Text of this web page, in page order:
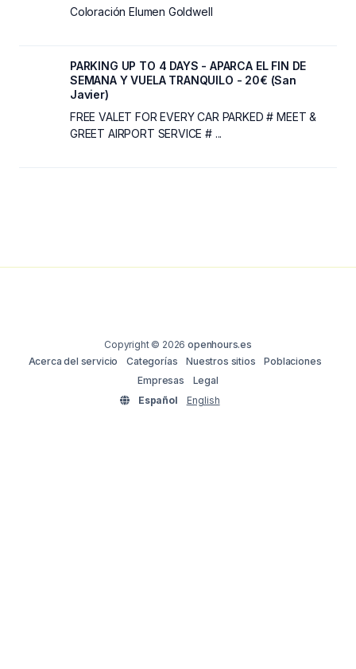
Coloración Elumen Goldwell
PARKING UP TO 4 DAYS - APARCA EL FIN DE
SEMANA Y VUELA TRANQUILO - 20€ (San
Javier)
FREE VALET FOR EVERY CAR PARKED # MEET &
GREET AIRPORT SERVICE # ...
Copyright © 2026openhours.es
Acerca del servicio
Categorías Nuestros sitios
Poblaciones
Empresas
Legal
Español
English